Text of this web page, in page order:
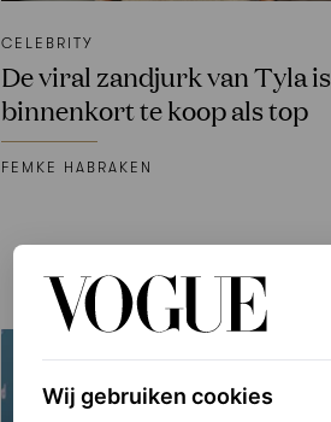
CELEBRITY
De viral zandjurk van Tyla is
binnenkort te koop als top
FEMKE HABRAKEN
Wij gebruiken cookies